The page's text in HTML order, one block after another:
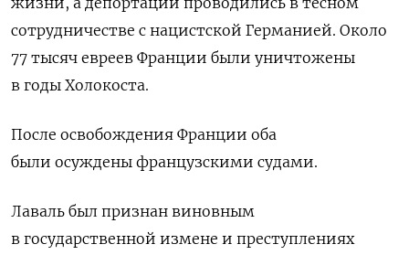
сотрудничестве с нацистской Германией. Около
77 тысяч евреев Франции были уничтожены
в годы Холокоста.
После освобождения Франции оба
были осуждены французскими судами.
Лаваль был признан виновным
в государственной измене и преступлениях